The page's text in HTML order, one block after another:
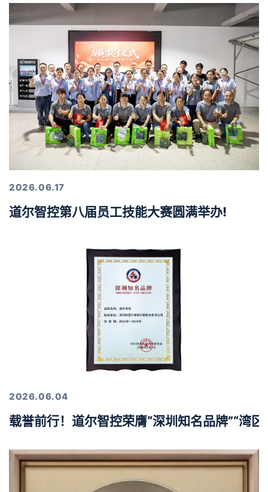
2026.06.17
道尔智控第八届员工技能大赛圆满举办!
2026.06.04
载誉前行！道尔智控荣膺“深圳知名品牌”“湾